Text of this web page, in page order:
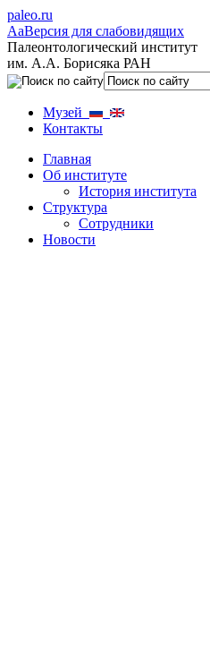
paleo.ru
AaВерсия для слабовидящих
Палеонтологический институт
им. А.А. Борисяка РАН
Музей
Контакты
Главная
Об институте
История института
Структура
Сотрудники
Новости